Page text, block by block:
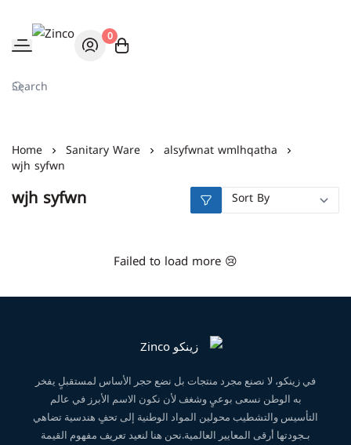
Zinco
0
Home Sanitary Ware alsyfwnat wmlhqatha
wjh syfwn
wjh syfwn
Failed to load more 😢
في زينكو، لا نصنع مجرد منتجات بل نضع حجر الأساس لمستقبلٍ يفخر
به الوطن نسعى بوعيٍ وشغف لأن نكون الاسم الأبرز في عالم
التأسيس والتشطيب محولين المواد الوطنية إلى تحفٍ هندسية تضاهي
بـجودتها أرقى المعايير العالمية.نحن هنا لنعيد تعريف مفهوم القيمة